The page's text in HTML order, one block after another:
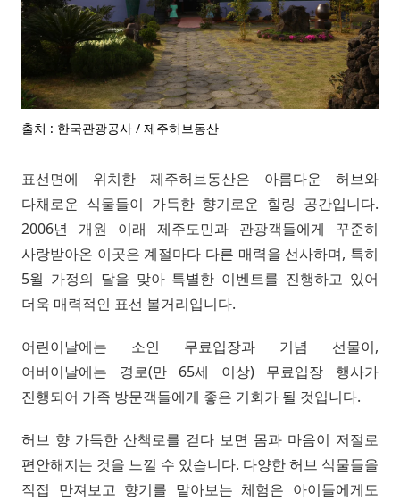
출처 : 한국관광공사 / 제주허브동산
표선면에 위치한 제주허브동산은 아름다운 허브와
다채로운 식물들이 가득한 향기로운 힐링 공간입니다.
2006년 개원 이래 제주도민과 관광객들에게 꾸준히
사랑받아온 이곳은 계절마다 다른 매력을 선사하며, 특히
5월 가정의 달을 맞아 특별한 이벤트를 진행하고 있어
더욱 매력적인 표선 볼거리입니다.
어린이날에는 소인 무료입장과 기념 선물이,
어버이날에는 경로(만 65세 이상) 무료입장 행사가
진행되어 가족 방문객들에게 좋은 기회가 될 것입니다.
허브 향 가득한 산책로를 걷다 보면 몸과 마음이 저절로
편안해지는 것을 느낄 수 있습니다. 다양한 허브 식물들을
직접 만져보고 향기를 맡아보는 체험은 아이들에게도